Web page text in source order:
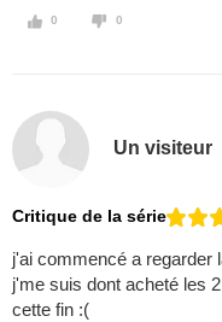
0 0
Un visiteur
Critique de la série
j'ai commencé a regarder
j'me suis dont acheté les
cette fin :(